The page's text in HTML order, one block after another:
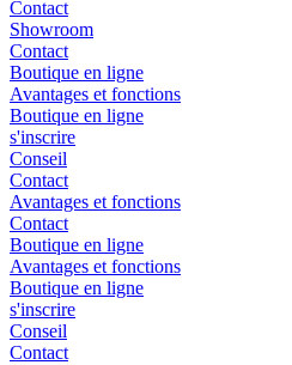
Contact
Showroom
Contact
Boutique en ligne
Avantages et fonctions
Boutique en ligne
s'inscrire
Conseil
Contact
Avantages et fonctions
Contact
Boutique en ligne
Avantages et fonctions
Boutique en ligne
s'inscrire
Conseil
Contact